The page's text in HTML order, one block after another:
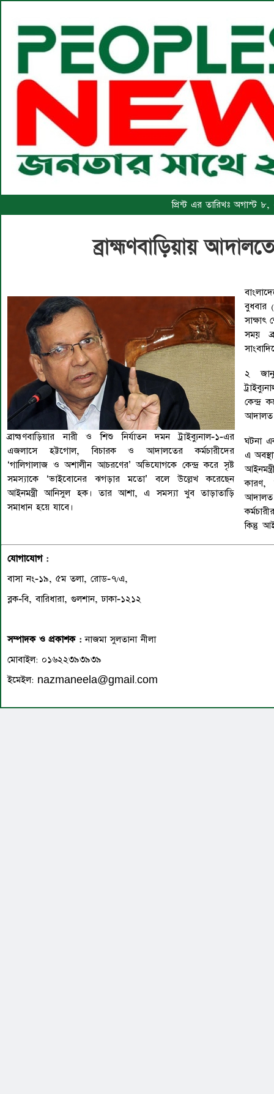
প্রিন্ট এর তারিখঃ অগাস্ট
ব্রাহ্মণবাড়িয়ায়
ব্রাহ্মণবাড়িয়ার নারী ও শিশু নির্যাতন দমন ট্রাইব্যুনাল-১-এর
এজলাসে হট্টগোল, বিচারক ও আদালতের কর্মচারীদের
‘গালিগালাজ ও অশালীন আচরণের’ অভিযোগকে কেন্দ্র করে সৃষ্ট
সমস্যাকে ‌‘ভাইবোনের ঝগড়ার মতো’ বলে উল্লেখ করেছেন
আইনমন্ত্রী আনিসুল হক। তার আশা, এ সমস্যা খুব তাড়াতাড়ি
সমাধান হয়ে যাবে।
বুধবার
সাক্ষাৎ
সময়
২
কেন্দ্র
আদালত
ঘটনা
এ
কারণ,
আদালত
কিন্তু
যোগাযোগ :
বাসা নং-১৯, ৫ম তলা, রোড-৭/এ,
ব্লক-বি, বারিধারা, গুলশান, ঢাকা-১২১২
সম্পাদক ও প্রকাশক : নাজমা সুলতানা নীলা
মোবাইল: ০১৬২২৩৯৩৯৩৯
ইমেইল: nazmaneela@gmail.com